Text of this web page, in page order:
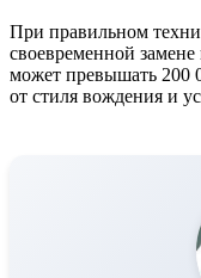
При правильном
своевременной
может превышать 200
от стиля вождения и